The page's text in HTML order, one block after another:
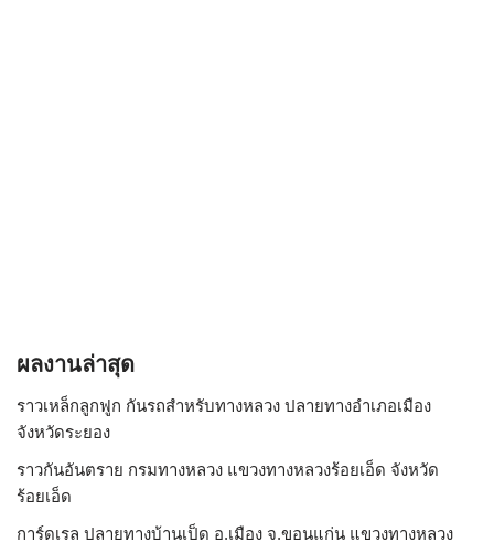
ผลงานล่าสุด
ราวเหล็กลูกฟูก กันรถสําหรับทางหลวง ปลายทางอำเภอเมือง
จังหวัดระยอง
ราวกันอันตราย กรมทางหลวง แขวงทางหลวงร้อยเอ็ด จังหวัด
ร้อยเอ็ด
การ์ดเรล ปลายทางบ้านเป็ด อ.เมือง จ.ขอนแก่น แขวงทางหลวง